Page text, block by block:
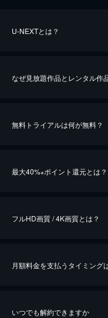
U-NEXTとは？
なぜ見放題作品とレンタル作
無料トライアルは何が無料？
最大40%※ポイント還元とは？
※40％ポイント還元の対象は、クレ
フルHD画質 / 4K画質とは？
月額料金を支払うタイミング
いつでも解約できますか